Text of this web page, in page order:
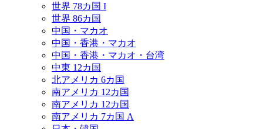
世界 78カ国 I
世界 86カ国
中国・マカオ
中国・香港・マカオ
中国・香港・マカオ・台湾
中東 12カ国
北アメリカ 6カ国
南アメリカ 12カ国
南アメリカ 12カ国
南アメリカ 7カ国 A